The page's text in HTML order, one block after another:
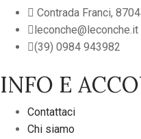
Contrada Franci,
leconche@leconche.it
(39) 0984 943982
INFO E
Contattaci
Chi siamo